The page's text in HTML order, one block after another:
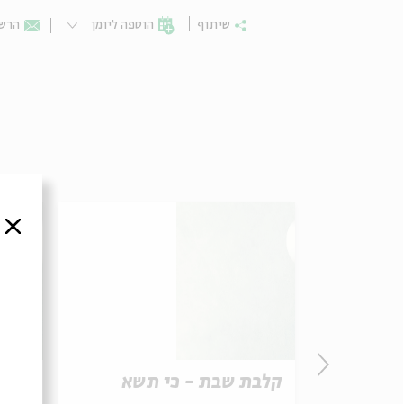
שיתוף הוספה ליומן
קלבת שבת - כי תשא
סגור